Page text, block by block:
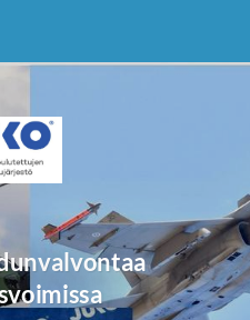
JUKO ry - pl. UL ja PL